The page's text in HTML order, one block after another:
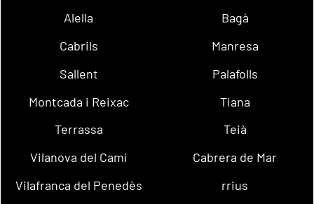
Alella
Bagà
Cabrils
Manresa
Sallent
Palafolls
Montcada i Reixac
Tiana
Terrassa
Teià
Vilanova del Camí
Cabrera de Mar
Vilafranca del Penedès
rrius